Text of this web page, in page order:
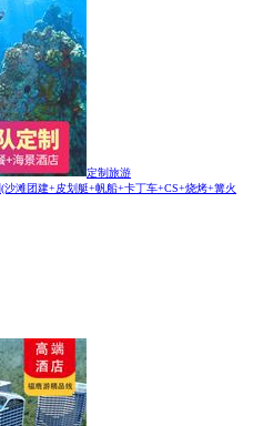
定制旅游
(沙滩团建+皮划艇+帆船+卡丁车+CS+烧烤+篝火